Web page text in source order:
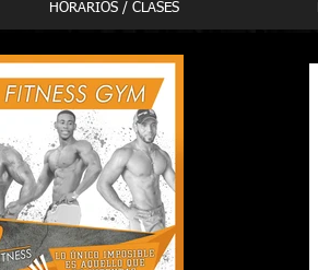
HORARIOS / CLASES